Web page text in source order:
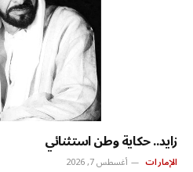
زايد.. حكاية وطن استثنائي
الإمارات أغسطس 7, 2026